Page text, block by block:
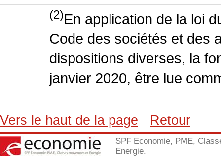
(2)En application de la loi
Code des sociétés et des
dispositions diverses, la
janvier 2020, être lue
Vers le haut de la page Retour
SPF Economie, PME,
Energie.